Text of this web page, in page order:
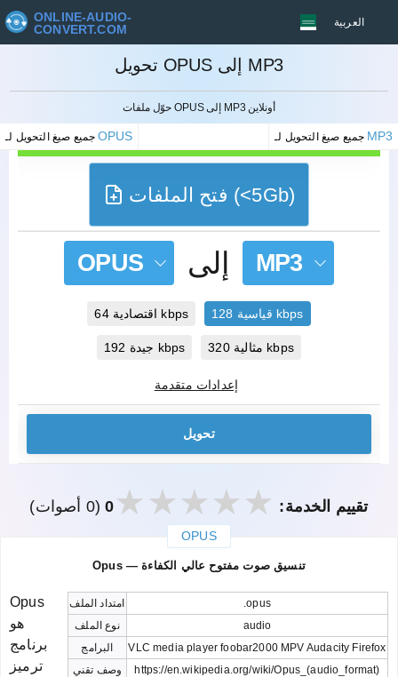
ONLINE-AUDIO-
CONVERT.COM
العربية
تحويل OPUS إلى MP3
حوّل ملفات OPUS إلى MP3 أونلاين
جميع صيغ التحويل لـOPUS MP3
إلغاء
فتح الملفات (<5Gb)
OPUS إلى MP3
اقتصادية 64 kbps قياسية 128 kbps
جيدة 192 kbps مثالية 320 kbps
إعدادات متقدمة
تحويل
تقييم الخدمة: 0(0 أصوات)
OPUS
Opus — تنسيق صوت مفتوح عالي الكفاءة
امتداد الملف
.opus
نوع الملف
audio
البرامج
VLC media player foobar2000 MPV Audacity Firefox
وصف تقني
https://en.wikipedia.org/wiki/Opus_(audio_format)
Opus
هو
برنامج
ترميز